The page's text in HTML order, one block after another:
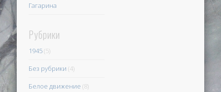
Гагарина
Рубрики
1945(5)
Без рубрики (4)
Белое движение (8)